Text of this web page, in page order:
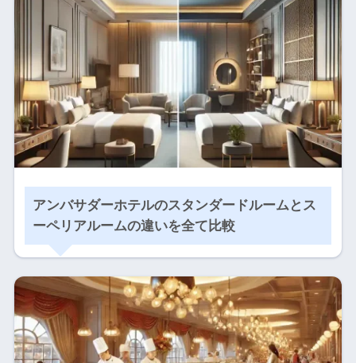
アンバサダーホテルのスタンダードルームとス
ーペリアルームの違いを全て比較